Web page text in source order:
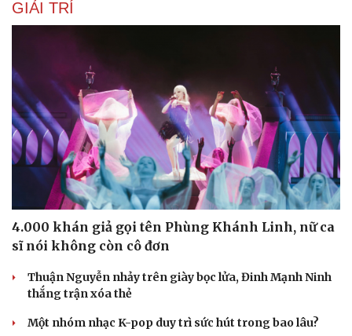
GIẢI TRÍ
4.000 khán giả gọi tên Phùng Khánh Linh, nữ ca
sĩ nói không còn cô đơn
Thuận Nguyễn nhảy trên giày bọc lửa, Đinh Mạnh Ninh
thắng trận xóa thẻ
Một nhóm nhạc K-pop duy trì sức hút trong bao lâu?